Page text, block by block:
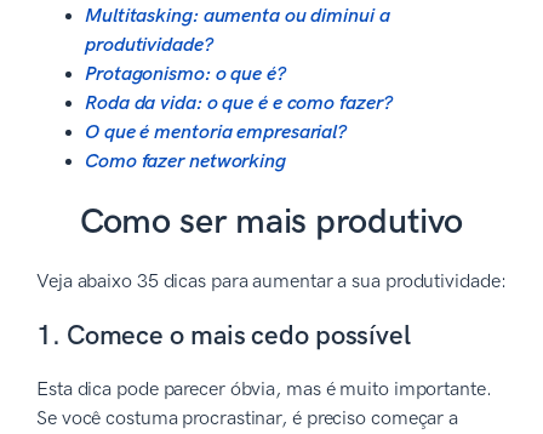
Multitasking: aumenta ou diminui a
produtividade?
Protagonismo: o que é?
Roda da vida: o que é e como fazer?
O que é mentoria empresarial?
Como fazer networking
Como ser mais produtivo
Veja abaixo 35 dicas para aumentar a sua produtividade:
1. Comece o mais cedo possível
Esta dica pode parecer óbvia, mas é muito importante.
Se você costuma procrastinar, é preciso começar a